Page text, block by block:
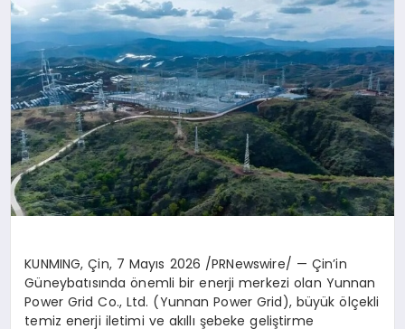
KUNMING, Çin, 7 Mayıs 2026 /PRNewswire/ — Çin’in
Güneybatısında önemli bir enerji merkezi olan Yunnan
Power Grid Co., Ltd. (Yunnan Power Grid), büyük ölçekli
temiz enerji iletimi ve akıllı şebeke geliştirme